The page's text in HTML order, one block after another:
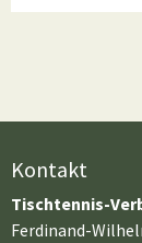
Kontakt
Tischtennis-
Ferdinand-